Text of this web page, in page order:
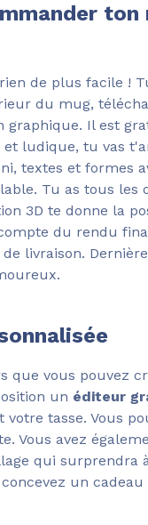
ton
de plus facile !
du mug,
graphique. Il est
ludique, tu vas
textes et formes
Tu as tous les
3D te donne la
du rendu
livraison.
que vous pouvez
un éditeur
tasse. Vous
Vous avez
qui surprendra
un